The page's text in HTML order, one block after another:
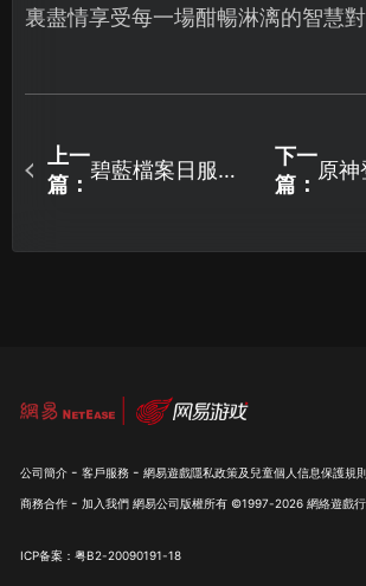
裏盡情享受每一場酣暢淋漓的智慧對
上一
篇：
碧藍檔案日服加
錄難題！
下一
篇：
原神
公司簡介 - 客戶服務 - 網易遊戲隱私政策及兒童個人信息保護規
商務合作 - 加入我們 網易公司版權所有 ©1997-2026 網絡遊戲
ICP备案：粤B2-20090191-18